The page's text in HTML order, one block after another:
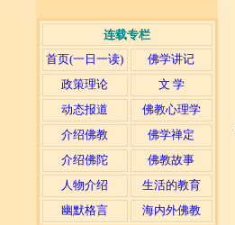
连载专栏
首页(一日一读)
佛学讲记
政策理论
文 学
动态报道
佛教心理学
介绍佛教
佛学禅定
介绍佛陀
佛教故事
人物介绍
生活的教育
幽默格言
海内外佛教